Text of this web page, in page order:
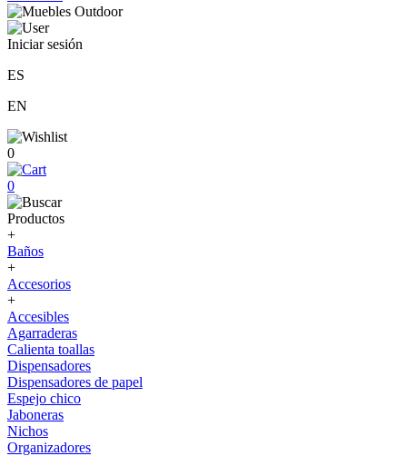
Iniciar sesión
ES
EN
0
0
Productos
+
Baños
+
Accesorios
+
Accesibles
Agarraderas
Calienta toallas
Dispensadores
Dispensadores de papel
Espejo chico
Jaboneras
Nichos
Organizadores